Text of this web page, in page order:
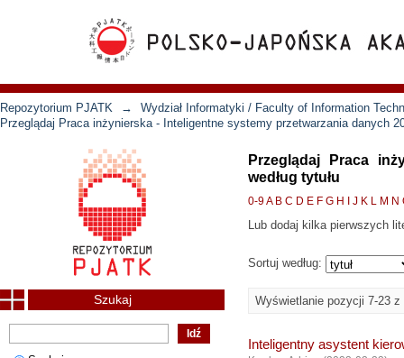
Repozytorium PJATK →
Wydział Informatyki / Faculty of Information
Przeglądaj Praca inżynierska - Inteligentne systemy przetwarzania danych
Przeglądaj Praca
według tytułu
0-9A B C D E F G H J K L M N
Lub dodaj kilka pierwszych
Sortuj według:
Wyświetlanie pozycji 7-23 z
Inteligentny asystent
Szukaj